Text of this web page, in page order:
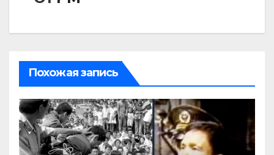
Похожая запись